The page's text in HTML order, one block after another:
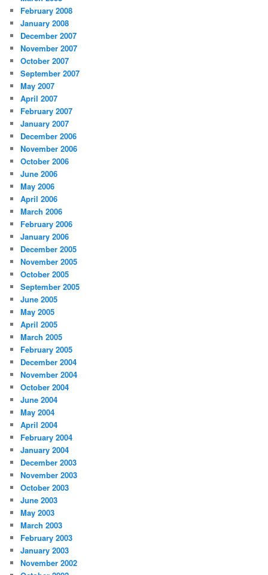
February 2008
January 2008
December 2007
November 2007
October 2007
September 2007
May 2007
April 2007
February 2007
January 2007
December 2006
November 2006
October 2006
June 2006
May 2006
April 2006
March 2006
February 2006
January 2006
December 2005
November 2005
October 2005
September 2005
June 2005
May 2005
April 2005
March 2005
February 2005
December 2004
November 2004
October 2004
June 2004
May 2004
April 2004
February 2004
January 2004
December 2003
November 2003
October 2003
June 2003
May 2003
March 2003
February 2003
January 2003
November 2002